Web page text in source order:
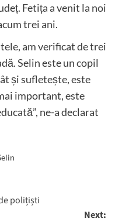
Fetița a venit la noi
trei ani.
am verificat de trei
Selin este un copil
și sufletește, este
important, este
ne-a declarat
polițiști
Next: